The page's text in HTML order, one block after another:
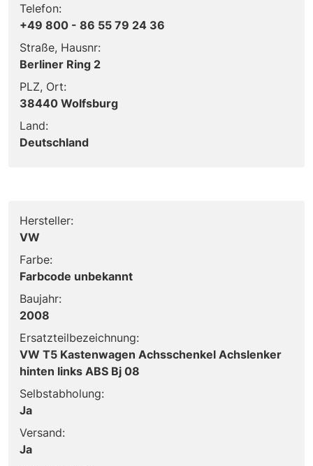
Telefon:
+49 800 - 86 55 79 24 36
Straße, Hausnr:
Berliner Ring 2
PLZ, Ort:
38440 Wolfsburg
Land:
Deutschland
Hersteller:
VW
Farbe:
Farbcode unbekannt
Baujahr:
2008
Ersatzteilbezeichnung:
VW T5 Kastenwagen Achsschenkel Achslenker
hinten links ABS Bj 08
Selbstabholung:
Ja
Versand:
Ja